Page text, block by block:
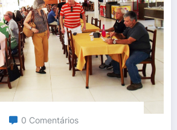
0 Comentários